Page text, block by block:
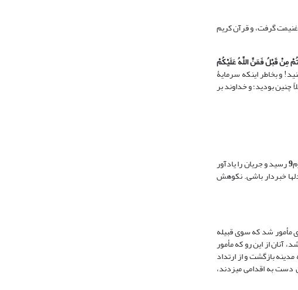
غنیمت گرفت، و قرآن کریم
مِنْ قَبْلُ فَمَنَّ اللَّهُ عَلَیْکُمْ
و بخاطر اینکه سرمایۀ
چنین بودید؛ و خداوند بر
9رسید و جریان را یادآور
خبردار باشی. نکوهش
شد که سوی قبیله
آنان از این رو که مأمور
بازگشت و از ارتداد
او، مسلمان دست به اقدامی می‏زدند،